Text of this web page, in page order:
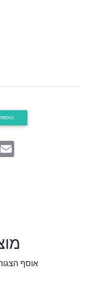
הוספה לרשימת המשאלות שלי